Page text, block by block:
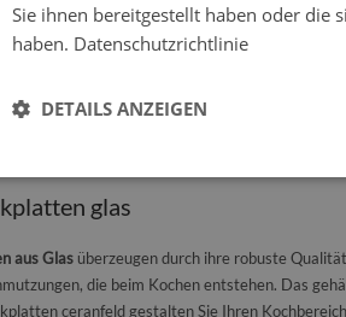
29.99 EUR
80x52 cm und 52x40 cmpassen sich die
und leicht zu reinigen – ein feuchtes
schaffen sie eine zusätzliche Fläche,
glas
aus Glas überzeugen durch ihre robuste
die beim Kochen entstehen. Das
ceranfeld gestalten Sie Ihren
Sie ihnen bereitgestellt haben oder die
haben. Datenschutzrichtlinie
DETAILS ANZEIGEN